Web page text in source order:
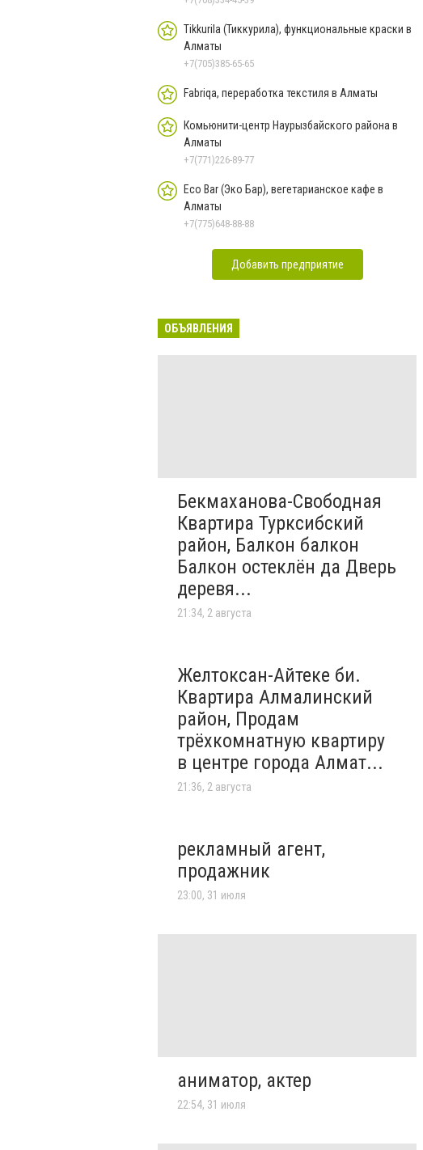
Tikkurila (Тиккурила), функциональные краски в
Алматы
+7(705)385-65-65
Fabriqa, переработка текстиля в Алматы
Комьюнити-центр Наурызбайского района в
Алматы
+7(771)226-89-77
Eco Bar (Эко Бар), вегетарианское кафе в
Алматы
+7(775)648-88-88
Добавить предприятие
ОБЪЯВЛЕНИЯ
Бекмаханова-Свободная
Квартира Турксибский
район, Балкон балкон
Балкон остеклён да Дверь
деревя...
21:34, 2 августа
Желтоксан-Айтеке би.
Квартира Алмалинский
район, Продам
трёхкомнатную квартиру
в центре города Алмат...
21:36, 2 августа
рекламный агент,
продажник
23:00, 31 июля
аниматор, актер
22:54, 31 июля